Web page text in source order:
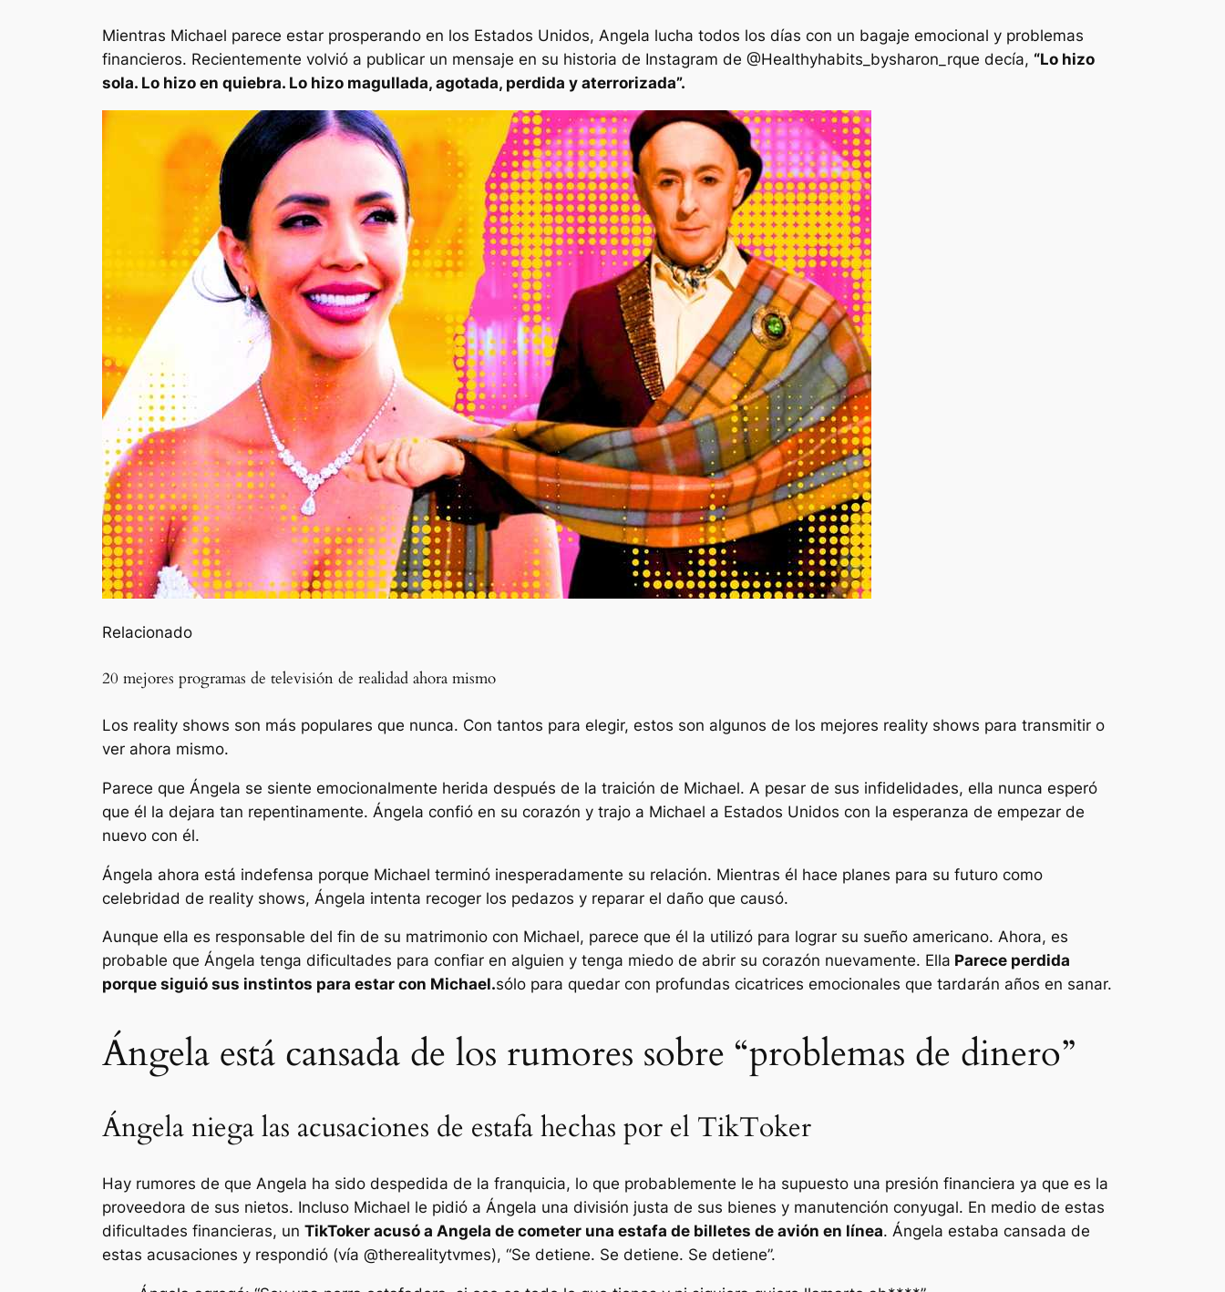
Mientras Michael parece estar prosperando en los Estados Unidos, Angela lucha todos los días con un bagaje emocional y problemas
financieros. Recientemente volvió a publicar un mensaje en su historia de Instagram de @Healthyhabits_bysharon_rque decía, “Lo hizo
sola. Lo hizo en quiebra. Lo hizo magullada, agotada, perdida y aterrorizada”.
Relacionado
20 mejores programas de televisión de realidad ahora mismo
Los reality shows son más populares que nunca. Con tantos para elegir, estos son algunos de los mejores reality shows para transmitir o
ver ahora mismo.
Parece que Ángela se siente emocionalmente herida después de la traición de Michael. A pesar de sus infidelidades, ella nunca esperó
que él la dejara tan repentinamente. Ángela confió en su corazón y trajo a Michael a Estados Unidos con la esperanza de empezar de
nuevo con él.
Ángela ahora está indefensa porque Michael terminó inesperadamente su relación. Mientras él hace planes para su futuro como
celebridad de reality shows, Ángela intenta recoger los pedazos y reparar el daño que causó.
Aunque ella es responsable del fin de su matrimonio con Michael, parece que él la utilizó para lograr su sueño americano. Ahora, es
probable que Ángela tenga dificultades para confiar en alguien y tenga miedo de abrir su corazón nuevamente. Ella Parece perdida
porque siguió sus instintos para estar con Michael.sólo para quedar con profundas cicatrices emocionales que tardarán años en sanar.
Ángela está cansada de los rumores sobre “problemas de dinero”
Ángela niega las acusaciones de estafa hechas por el TikToker
Hay rumores de que Angela ha sido despedida de la franquicia, lo que probablemente le ha supuesto una presión financiera ya que es la
proveedora de sus nietos. Incluso Michael le pidió a Ángela una división justa de sus bienes y manutención conyugal. En medio de estas
dificultades financieras, un TikToker acusó a Angela de cometer una estafa de billetes de avión en línea. Ángela estaba cansada de
estas acusaciones y respondió (vía @therealitytvmes), “Se detiene. Se detiene. Se detiene”.